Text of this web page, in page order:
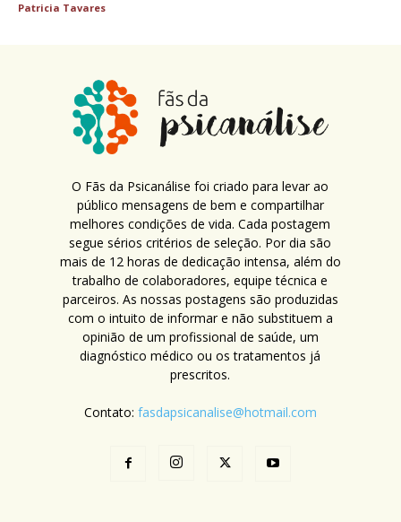
Patricia Tavares
O Fãs da Psicanálise foi criado para levar ao
público mensagens de bem e compartilhar
melhores condições de vida. Cada postagem
segue sérios critérios de seleção. Por dia são
mais de 12 horas de dedicação intensa, além do
trabalho de colaboradores, equipe técnica e
parceiros. As nossas postagens são produzidas
com o intuito de informar e não substituem a
opinião de um profissional de saúde, um
diagnóstico médico ou os tratamentos já
prescritos.
Contato: fasdapsicanalise@hotmail.com